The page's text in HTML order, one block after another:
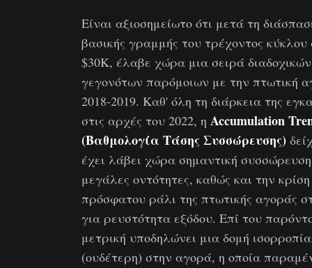
Είναι αξιοσημείωτο ότι μετά τη
βασικής γραμμής του τρέχοντος κύκλου
$30Κ, έλαβε χώρα μια σειρά διαδοχικών
γεγονότων παρόμοιων με την πτωτική
2018-2019. Καθ' όλη τη διάρκεια της
στις αρχές του 2022, η Accumulation
(Βαθμολογία Τάσης Συσσώρευσης)
έχει λάβει χώρα σημαντική
μεγάλες οντότητες, καθώς και την
πρόσφατου ράλι της πτωτικής αγοράς
για ρευστότητα εξόδου. Επί του
μετρική υποδηλώνει μια δομή
(ουδέτερη) στην αγορά, η οποία